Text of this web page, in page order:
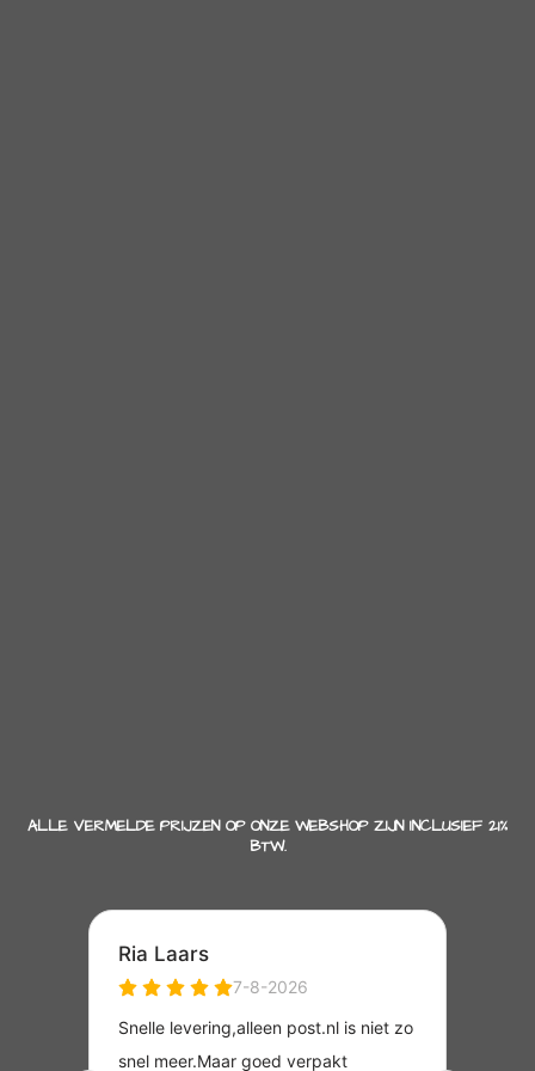
ALLE VERMELDE PRIJZEN OP ONZE WEBSHOP ZIJN INCLUSIEF 21%
BTW.